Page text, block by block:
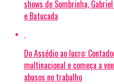
shows de Sombrinha,
e Batucada
Do Assédio ao lucro:
multinacional e começa a
abusos no trabalho